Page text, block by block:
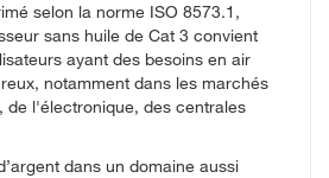
selon la norme ISO 8573.1,
sans huile de Cat 3 convient
ayant des besoins en air
notamment dans les marchés
de l'électronique, des centrales
dans un domaine aussi